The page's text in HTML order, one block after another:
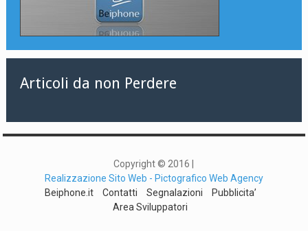
Articoli da non Perdere
Copyright © 2016 |
Realizzazione Sito Web - Pictografico Web Agency
Beiphone.it
Contatti Segnalazioni
Pubblicita’
Area Sviluppatori